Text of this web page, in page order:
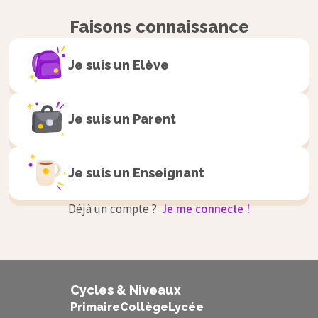
lesCongés , écrit alors que le poète avait attrapé
la lèpre : avant de s’enfermer pour y mourir dans
une léproserie, Jean Bodel fait dans ce texte ses
adieux à ses amis et à sa famille. Ce texte, très
celui de la poésie personnelle et
autobiographique, qui inspirera Rutebeuf et
Faisons connaissance
Je suis un Elève
Je suis un Parent
Je suis un Enseignant
Déjà un compte ? Je me connecte !
Cycles & Niveaux
PrimaireCollègeLycée